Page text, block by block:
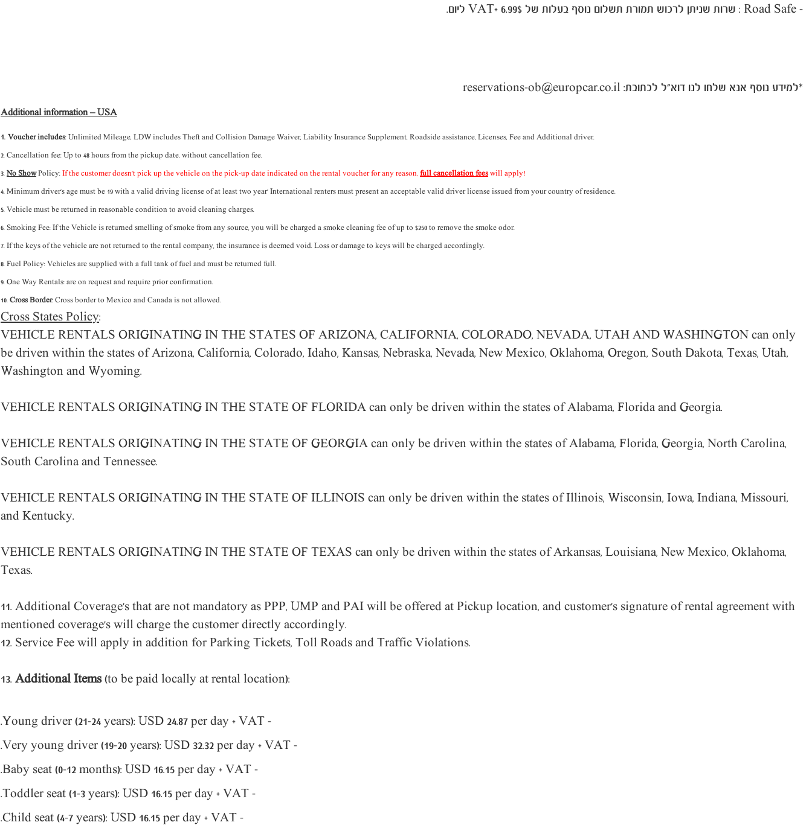
- Road Safe : שרות שניתן לרכוש תמורת תשלום נוסף בעלות של 6.99$ +VAT ליום.
*למידע נוסף אנא שלחו לנו דוא"ל לכתובת: reservations-ob@europcar.co.il
Additional information – USA
1. Voucher includes: Unlimited Mileage, LDW includes Theft and Collision Damage Waiver, Liability Insurance Supplement, Roadside assistance, Licenses, Fee and Additional driver.
2. Cancellation fee: Up to 48 hours from the pickup date, without cancellation fee.
3. No ShowPolicy: If the customer doesn't pick up the vehicle on the pick-up date indicated on the rental voucher for any reason, full cancellation fees will apply!
4. Minimum driver’s age must be 19 with a valid driving license of at least two year' International renters must present an acceptable valid driver license issued from your country of residence.
5. Vehicle must be returned in reasonable condition to avoid cleaning charges.
6. Smoking Fee: If the Vehicle is returned smelling of smoke from any source, you will be charged a smoke cleaning fee of up to $250 to remove the smoke odor.
7. If the keys of the vehicle are not returned to the rental company, the insurance is deemed void. Loss or damage to keys will be charged accordingly.
8. Fuel Policy: Vehicles are supplied with a full tank of fuel and must be returned full.
9. One Way Rentals: are on request and require prior confirmation.
10. Cross Border: Cross border to Mexico and Canada is not allowed.
Cross States Policy:
VEHICLE RENTALS ORIGINATING IN THE STATES OF ARIZONA, CALIFORNIA, COLORADO, NEVADA, UTAH AND WASHINGTON can only
be driven within the states of Arizona, California, Colorado, Idaho, Kansas, Nebraska, Nevada, New Mexico, Oklahoma, Oregon, South Dakota, Texas, Utah,
Washington and Wyoming.
VEHICLE RENTALS ORIGINATING IN THE STATE OF FLORIDA can only be driven within the states of Alabama, Florida and Georgia.
VEHICLE RENTALS ORIGINATING IN THE STATE OF GEORGIA can only be driven within the states of Alabama, Florida, Georgia, North Carolina,
South Carolina and Tennessee.
VEHICLE RENTALS ORIGINATING IN THE STATE OF ILLINOIS can only be driven within the states of Illinois, Wisconsin, Iowa, Indiana, Missouri,
and Kentucky.
VEHICLE RENTALS ORIGINATING IN THE STATE OF TEXAS can only be driven within the states of Arkansas, Louisiana, New Mexico, Oklahoma,
Texas.
11. Additional Coverage’s that are not mandatory as PPP, UMP and PAI will be offered at Pickup location, and customer’s signature of rental agreement with
mentioned coverage’s will charge the customer directly accordingly.
12. Service Fee will apply in addition for Parking Tickets, Toll Roads and Traffic Violations.
13. Additional Items(to be paid locally at rental location):
- Young driver (21-24 years): USD 24.87 per day + VAT.
- Very young driver (19-20 years): USD 32.32 per day + VAT.
- Baby seat (0-12 months): USD 16.15 per day + VAT.
- Toddler seat (1-3 years): USD 16.15 per day + VAT.
- Child seat (4-7 years): USD 16.15 per day + VAT.